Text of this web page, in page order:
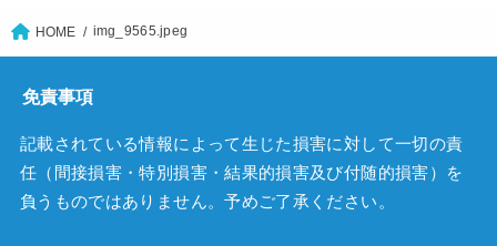
HOME img_9565.jpeg
免責事項
記載されている情報によって生じた損害に対して一切の責
任（間接損害・特別損害・結果的損害及び付随的損害）を
負うものではありません。予めご了承ください。